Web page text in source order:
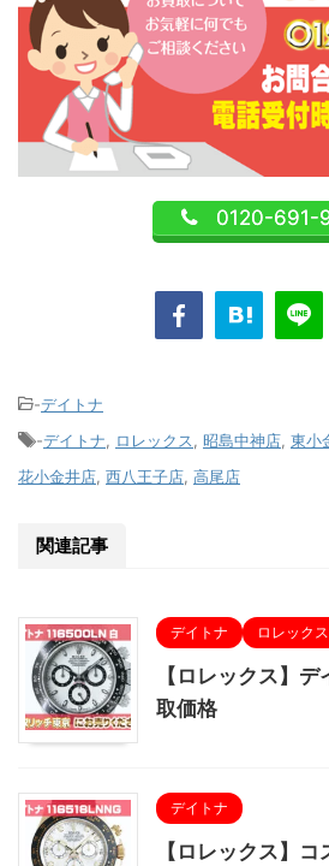
0120-691-
-デイトナ
-デイトナ, ロレックス, 昭島中神店, 東小
花小金井店, 西八王子店, 高尾店
関連記事
デイトナ ロレック
【ロレックス】
取価格
デイトナ
【ロレックス】